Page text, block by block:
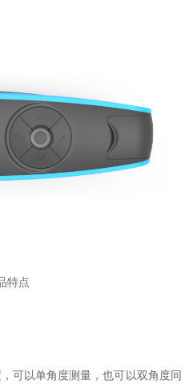
特点
可以单角度测量，也可以双角度同